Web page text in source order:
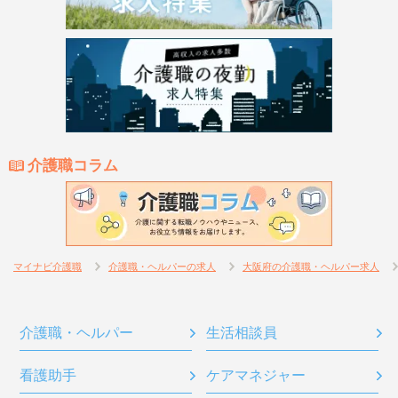
介護職コラム
マイナビ介護職 介護職・ヘルパーの求人 大阪府の介護職・ヘルパー求人
介護職・ヘルパー 生活相談員
看護助手 ケアマネジャー